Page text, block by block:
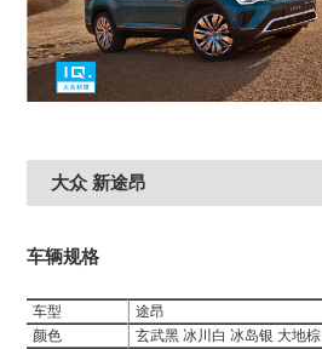
大众 新途昂
车辆规格
车型
途昂
颜色
玄武黑 冰川白 冰岛银 大地棕